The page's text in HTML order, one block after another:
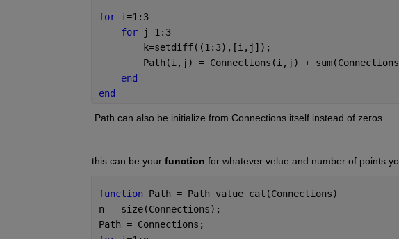
for i=1:3
for
j=1:3
        k=setdiff((1:3),[i,j]);
Path(i,j) = Connections(i,j) +
end
end
Path can also be initialize from Connections itself instead of zeros.
this can be your function for whatever velue and number of points
function Path = Path_value_cal(Connections)
n = size(Connections);
Path = Connections;